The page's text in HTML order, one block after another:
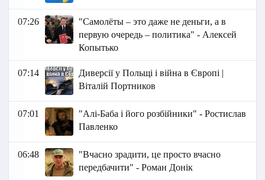
07:26
"Самолёты – это даже не деньги, а в
первую очередь – политика" - Алексей
Копытько
07:14
Диверсії у Польщі і війна в Європі |
Віталій Портников
07:01
"Алі-Баба і його розбійники" - Ростислав
Павленко
06:48
"Вчасно зрадити, це просто вчасно
передбачити" - Роман Донік